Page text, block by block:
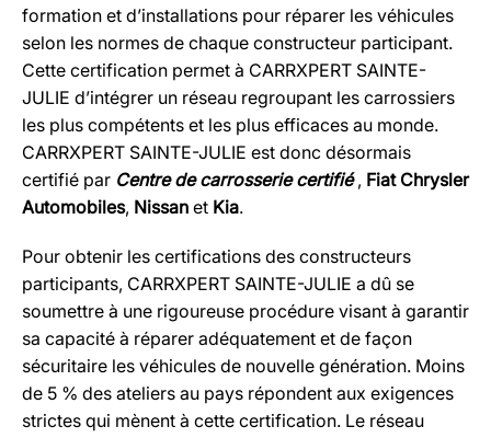
formation et d’installations pour réparer les véhicules
selon les normes de chaque constructeur participant.
Cette certification permet à CARRXPERT SAINTE-
JULIE d’intégrer un réseau regroupant les carrossiers
les plus compétents et les plus efficaces au monde.
CARRXPERT SAINTE-JULIE est donc désormais
certifié par Centre de carrosserie certifié, Fiat Chrysler
Automobiles, Nissan et Kia.
Pour obtenir les certifications des constructeurs
participants, CARRXPERT SAINTE-JULIE a dû se
soumettre à une rigoureuse procédure visant à garantir
sa capacité à réparer adéquatement et de façon
sécuritaire les véhicules de nouvelle génération. Moins
de 5 % des ateliers au pays répondent aux exigences
strictes qui mènent à cette certification. Le réseau